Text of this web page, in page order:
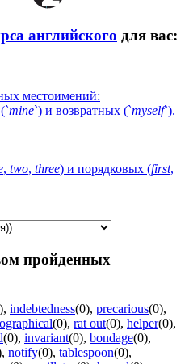
английского для вас:
местоимений:
mine`) и возвратных (`myself`).
, two, three) и порядковых (first,
пройденных
, indebtedness(0), precarious(0),
(0), rat out(0), helper(0),
(0), invariant(0), bondage(0),
, notify(0), tablespoon(0),